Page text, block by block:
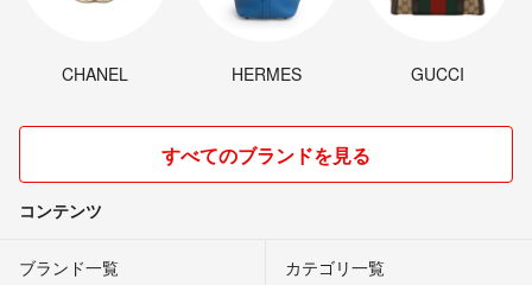
CHANEL HERMES GUCCI
すべてのブランドを見る
コンテンツ
ブランド一覧 カテゴリ一覧